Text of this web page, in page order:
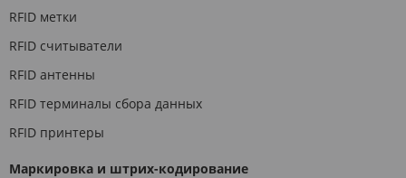
RFID метки
RFID считыватели
RFID антенны
RFID терминалы сбора данных
RFID принтеры
Маркировка и штрих-кодирование